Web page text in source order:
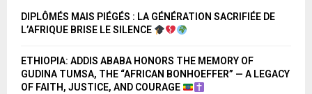
DIPLÔMÉS MAIS PIÉGÉS : LA GÉNÉRATION SACRIFIÉE DE
L’AFRIQUE BRISE LE SILENCE
ETHIOPIA: ADDIS ABABA HONORS THE MEMORY OF
GUDINA TUMSA, THE “AFRICAN BONHOEFFER” — A LEGACY
OF FAITH, JUSTICE, AND COURAGE